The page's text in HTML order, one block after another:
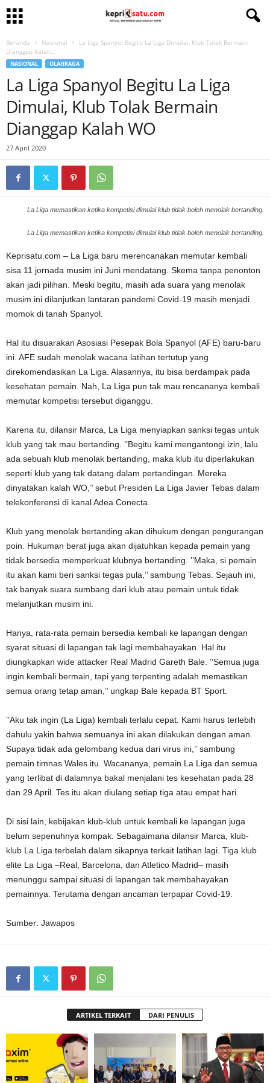
Beranda Nasional
La Liga Spanyol Begitu La Liga Dimulai, Klub Tolak Bermain
Dianggap Kalah...
NASIONAL OLAHRAGA
La Liga Spanyol Begitu La Liga
Dimulai, Klub Tolak Bermain
Dianggap Kalah WO
27 April 2020
La Liga memastikan ketika kompetisi dimulai klub tidak boleh menolak bertanding.
La Liga memastikan ketika kompetisi dimulai klub tidak boleh menolak bertanding.
Keprisatu.com – La Liga baru merencanakan memutar kembali
sisa 11 jornada musim ini Juni mendatang. Skema tanpa penonton
akan jadi pilihan. Meski begitu, masih ada suara yang menolak
musim ini dilanjutkan lantaran pandemi Covid-19 masih menjadi
momok di tanah Spanyol.
Hal itu disuarakan Asosiasi Pesepak Bola Spanyol (AFE) baru-baru
ini. AFE sudah menolak wacana latihan tertutup yang
direkomendasikan La Liga. Alasannya, itu bisa berdampak pada
kesehatan pemain. Nah, La Liga pun tak mau rencananya kembali
memutar kompetisi tersebut diganggu.
Karena itu, dilansir Marca, La Liga menyiapkan sanksi tegas untuk
klub yang tak mau bertanding. ’’Begitu kami mengantongi izin, lalu
ada sebuah klub menolak bertanding, maka klub itu diperlakukan
seperti klub yang tak datang dalam pertandingan. Mereka
dinyatakan kalah WO,’’ sebut Presiden La Liga Javier Tebas dalam
telekonferensi di kanal Adea Conecta.
Klub yang menolak bertanding akan dihukum dengan pengurangan
poin. Hukuman berat juga akan dijatuhkan kepada pemain yang
tidak bersedia memperkuat klubnya bertanding. ’’Maka, si pemain
itu akan kami beri sanksi tegas pula,’’ sambung Tebas. Sejauh ini,
tak banyak suara sumbang dari klub atau pemain untuk tidak
melanjutkan musim ini.
Hanya, rata-rata pemain bersedia kembali ke lapangan dengan
syarat situasi di lapangan tak lagi membahayakan. Hal itu
diungkapkan wide attacker Real Madrid Gareth Bale. ’’Semua juga
ingin kembali bermain, tapi yang terpenting adalah memastikan
semua orang tetap aman,’’ ungkap Bale kepada BT Sport.
’’Aku tak ingin (La Liga) kembali terlalu cepat. Kami harus terlebih
dahulu yakin bahwa semuanya ini akan dilakukan dengan aman.
Supaya tidak ada gelombang kedua dari virus ini,’’ sambung
pemain timnas Wales itu. Wacananya, pemain La Liga dan semua
yang terlibat di dalamnya bakal menjalani tes kesehatan pada 28
dan 29 April. Tes itu akan diulang setiap tiga atau empat hari.
Di sisi lain, kebijakan klub-klub untuk kembali ke lapangan juga
belum sepenuhnya kompak. Sebagaimana dilansir Marca, klub-
klub La Liga terbelah dalam sikapnya terkait latihan lagi. Tiga klub
elite La Liga –Real, Barcelona, dan Atletico Madrid– masih
menunggu sampai situasi di lapangan tak membahayakan
pemainnya. Terutama dengan ancaman terpapar Covid-19.
Sumber: Jawapos
ARTIKEL TERKAIT DARI PENULIS